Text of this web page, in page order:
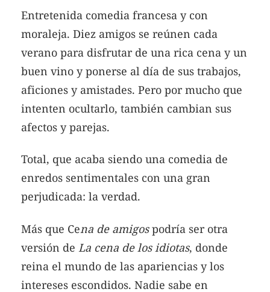
Entretenida comedia francesa y con
moraleja. Diez amigos se reúnen cada
verano para disfrutar de una rica cena y un
buen vino y ponerse al día de sus trabajos,
aficiones y amistades. Pero por mucho que
intenten ocultarlo, también cambian sus
afectos y parejas.
Total, que acaba siendo una comedia de
enredos sentimentales con una gran
perjudicada: la verdad.
Más que Cena de amigospodría ser otra
versión de La cena de los idiotas, donde
reina el mundo de las apariencias y los
intereses escondidos. Nadie sabe en